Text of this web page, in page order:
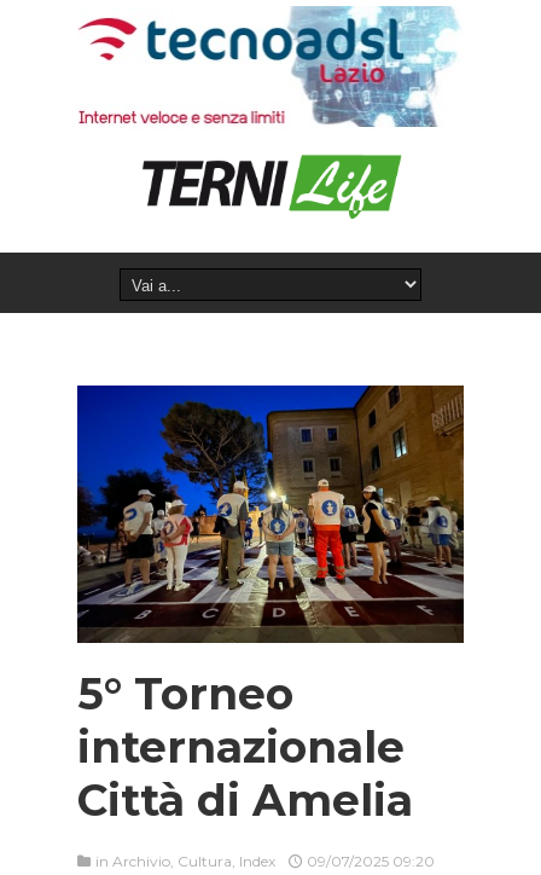
5° Torneo
internazionale
Città di Amelia
in Archivio, Cultura, Index 09/07/2025 09:20